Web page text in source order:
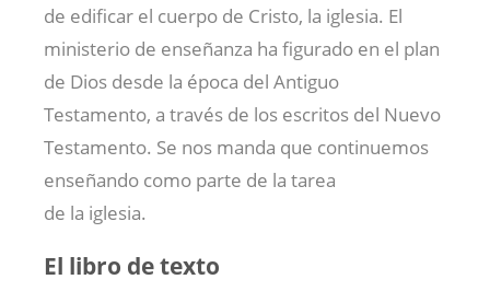
de edificar el cuerpo de Cristo, la iglesia. El
ministerio de enseñanza ha figurado en el plan
de Dios desde la época del Antiguo
Testamento, a través de los escritos del Nuevo
Testamento. Se nos manda que continuemos
enseñando como parte de la tarea
de la iglesia.
El libro de texto